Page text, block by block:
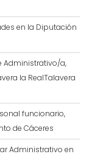
en la Diputación
Administrativo/a,
la RealTalavera
funcionario,
de Cáceres
Administrativo en